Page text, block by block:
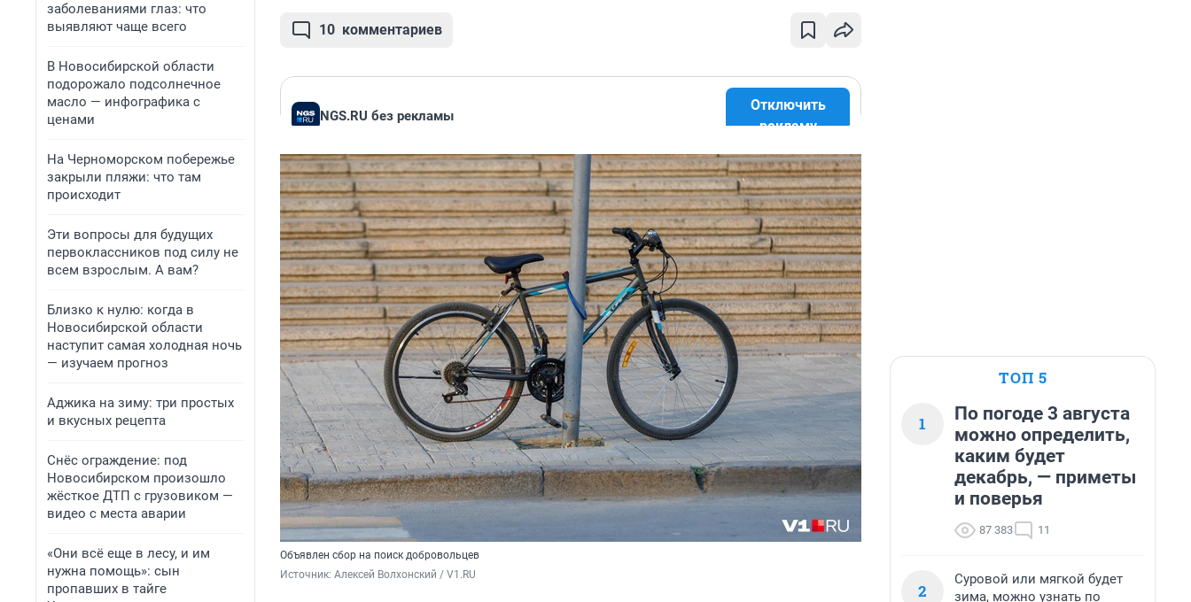
заболеваниями глаз: что
выявляют чаще всего
В Новосибирской области
подорожало подсолнечное
масло — инфографика с
ценами
На Черноморском побережье
закрыли пляжи: что там
происходит
Эти вопросы для будущих
первоклассников под силу не
всем взрослым. А вам?
Близко к нулю: когда в
Новосибирской области
наступит самая холодная ночь
— изучаем прогноз
Аджика на зиму: три простых
и вкусных рецепта
Снёс ограждение: под
Новосибирском произошло
жёсткое ДТП с грузовиком —
видео с места аварии
«Они всё еще в лесу, и им
нужна помощь»: сын
пропавших в тайге
10 комментариев
NGS.RU без рекламы
Отключить
рекламу
Объявлен сбор на поиск добровольцев
Источник: Алексей Волхонский / V1.RU
ТОП 5
1
По погоде 3 августа
можно определить,
каким будет
декабрь, — приметы
и поверья
87 383 11
2
Суровой или мягкой будет
зима, можно узнать по